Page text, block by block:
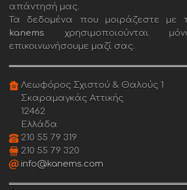
απάντησή μας.
Τα δεδομένα που μοιράζεστε με
kanems χρησιμοποιούνται
επικοινωνήσουμε μαζί σας.
Λεωφόρος Σχιστού & Θαλούς 1
Σκαραμαγκάς Αττικής
12462
Ελλάδα
210 55 79 319
210 55 79 320
info@kanems.com